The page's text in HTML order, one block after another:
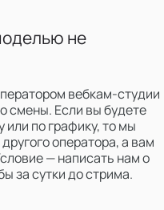
не
вебкам-студии
смены. Если вы будете
по графику, то мы
оператора, а вам
— написать нам о
за сутки до стрима.